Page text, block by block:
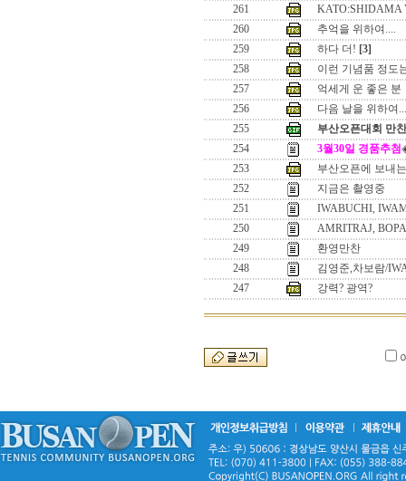
261
KATO:SHIDAMA
260
추억을 위하여....
259
하다 더! [3]
258
이런 기념품 정도
257
억세게 운 좋은 분
256
다음 날을 위하여...
255
부산오픈대회 만
254
3월30일 경품추첨
253
부산오픈에 보내
252
지금은 촬영중
251
IWABUCHI,
250
AMRITRAJ,
249
환영만찬
248
김영준,차보람/
247
강력? 광역?